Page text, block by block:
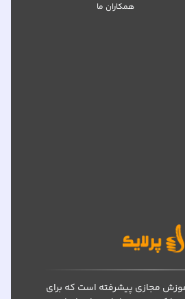
همکاران ما
مجازی پیشرفته است که برای